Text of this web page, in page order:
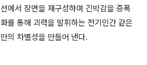
에서 장면을 재구성하며 긴박감을 증폭
를 통해 괴력을 발휘하는 전기인간 같은
의 차별성을 만들어 낸다.